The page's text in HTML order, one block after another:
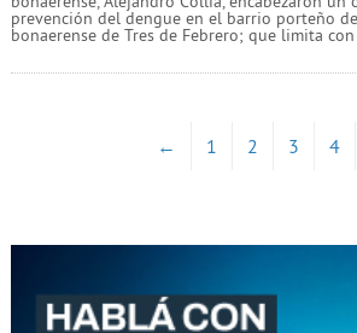
prevención del dengue en el barrio porteño
bonaerense de Tres de Febrero; que limita
← 1 2 3 4